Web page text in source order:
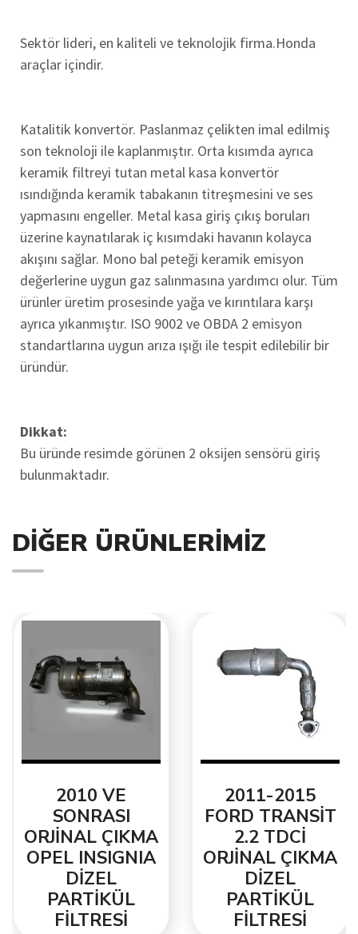
Sektör lideri, en kaliteli ve teknolojik firma.Honda
araçlar içindir.
Katalitik konvertör. Paslanmaz çelikten imal edilmiş
son teknoloji ile kaplanmıştır. Orta kısımda ayrıca
keramik filtreyi tutan metal kasa konvertör
ısındığında keramik tabakanın titreşmesini ve ses
yapmasını engeller. Metal kasa giriş çıkış boruları
üzerine kaynatılarak iç kısımdaki havanın kolayca
akışını sağlar. Mono bal peteği keramik emisyon
değerlerine uygun gaz salınmasına yardımcı olur. Tüm
ürünler üretim prosesinde yağa ve kırıntılara karşı
ayrıca yıkanmıştır. ISO 9002 ve OBDA 2 emisyon
standartlarına uygun arıza ışığı ile tespit edilebilir bir
üründür.
Dikkat:
Bu üründe resimde görünen 2 oksijen sensörü giriş
bulunmaktadır.
DIĞER ÜRÜNLERIMIZ
2010 VE
SONRASI
ORJİNAL ÇIKMA
OPEL INSIGNIA
DİZEL
PARTİKÜL
FİLTRESİ
2011-2015
FORD TRANSİT
2.2 TDCİ
ORJİNAL ÇIKMA
DİZEL
PARTİKÜL
FİLTRESİ